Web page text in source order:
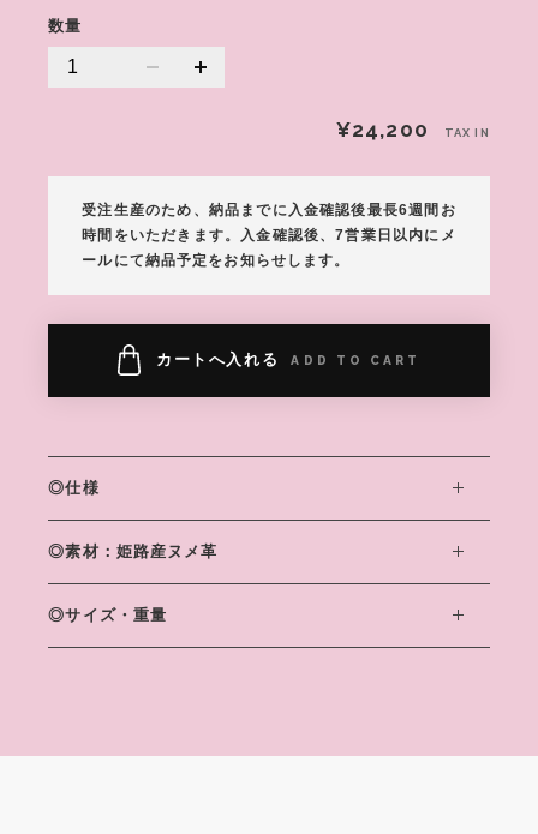
数量
¥24,200 TAX IN
受注生産のため、納品までに入金確認後最長6週間お
時間をいただきます。入金確認後、7営業日以内にメ
ールにて納品予定をお知らせします。
カートへ入れる ADD TO CART
◎仕様
◎素材：姫路産ヌメ革
◎サイズ・重量